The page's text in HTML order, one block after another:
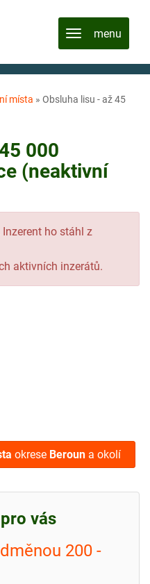
místa » Obsluha lisu - až 45
000
(neaktivní
ho stáhl z
aktivních inzerátů.
okrese Beroun a okolí
vás
200 -